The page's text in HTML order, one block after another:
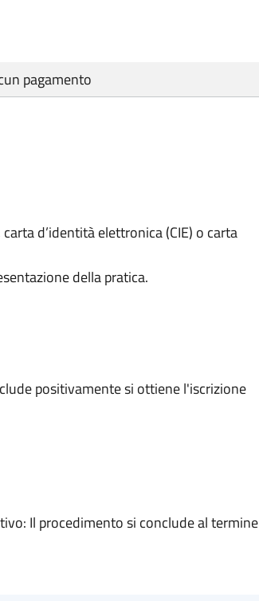
pagamento
d’identità elettronica (CIE) o carta
della pratica.
positivamente si ottiene l'iscrizione
Il procedimento si conclude al termine